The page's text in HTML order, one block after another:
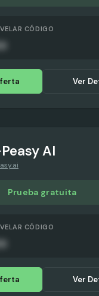
CÓDIGO
Ver
AI
Prueba gratuita
CÓDIGO
Ver